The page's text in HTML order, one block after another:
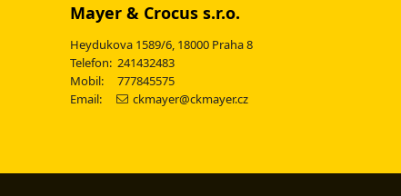
Mayer & Crocus s.r.o.
Heydukova 1589/6, 18000 Praha 8
Telefon: 241432483
Mobil: 777845575
Email:
ckmayer@ckmayer.cz